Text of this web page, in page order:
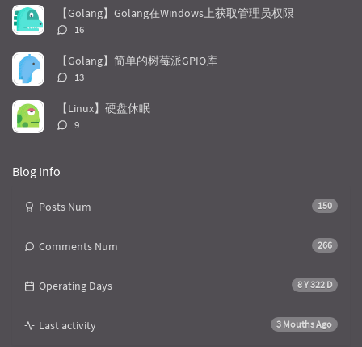
t
i
e
m
t
数：
【Golang】Golang在Windows上获取管理员权限
评
数：
16
【Golang】简单的树莓派GPIO库
评
数：
13
【Linux】硬盘休眠
评
9
Blog Info
150
Posts Num
266
Comments Num
8 Y 322 D
Operating Days
3 Mouths Ago
Last activity